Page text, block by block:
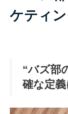
ケティ
“バズ部
確な定